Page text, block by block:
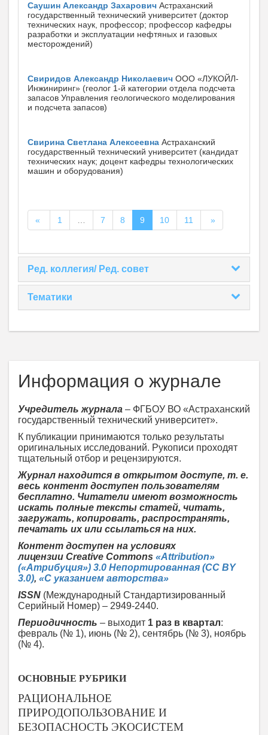
Саушин Александр Захарович Астраханский
государственный технический университет (доктор
технических наук, профессор; профессор кафедры
разработки и эксплуатации нефтяных и газовых
месторождений)
Свиридов Александр Николаевич ООО «ЛУКОЙЛ-
Инжиниринг» (геолог 1-й категории отдела подсчета
запасов Управления геологического моделирования
и подсчета запасов)
Свирина Светлана Алексеевна Астраханский
государственный технический университет (кандидат
технических наук; доцент кафедры технологических
машин и оборудования)
« 1 … 7 8 9 10 11 »
Ред. коллегия/ Ред. совет
Тематики
Информация о журнале
Учредитель журнала – ФГБОУ ВО «Астраханский
государственный технический университет».
К публикации принимаются только результаты
оригинальных исследований. Рукописи проходят
тщательный отбор и рецензируются.
Журнал находится в открытом доступе, т. е.
весь контент доступен пользователям
бесплатно. Читатели имеют возможность
искать полные тексты статей, читать,
загружать, копировать, распространять,
печатать их или ссылаться на них.
Контент доступен на условиях
лицензии Creative Commons «Attribution»
(«Атрибуция») 3.0 Непортированная (CC BY
3.0), «С указанием авторства»
ISSN (Международный Стандартизированный
Серийный Номер) – 2949-2440.
Периодичность – выходит 1 раз в квартал:
февраль (№ 1), июнь (№ 2), сентябрь (№ 3), ноябрь
(№ 4).
ОСНОВНЫЕ РУБРИКИ
РАЦИОНАЛЬНОЕ
ПРИРОДОПОЛЬЗОВАНИЕ И
БЕЗОПАСНОСТЬ ЭКОСИСТЕМ